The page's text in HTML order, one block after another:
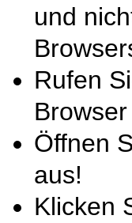
und
Rufen
Öffnen
aus!
Klicken